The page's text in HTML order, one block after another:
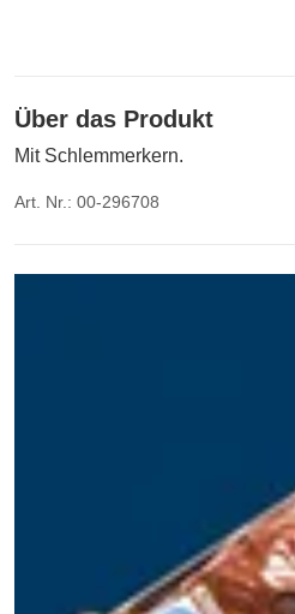
Über das Produkt
Mit Schlemmerkern.
Art. Nr.: 00-296708